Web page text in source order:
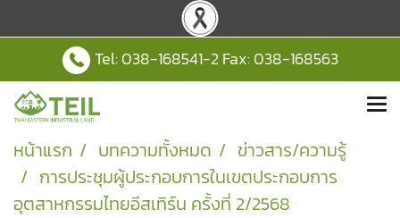
Tel:038-168541-2 Fax: 038-168563
หน้าแรก บทความทั้งหมด
ข่าวสาร/ความรู้
การประชุมผู้ประกอบการในเขตประกอบการ
อุตสาหกรรมไทยอีสเทิร์น ครั้งที่ 2/2568